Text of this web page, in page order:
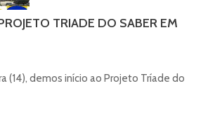
TRIADE DO SABER EM
(14), demos início ao Projeto Tríade do